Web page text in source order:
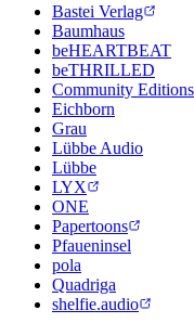
Bastei Verlag
Baumhaus
beHEARTBEAT
beTHRILLED
Community Editions
Eichborn
Grau
Lübbe Audio
Lübbe
LYX
ONE
Papertoons
Pfaueninsel
pola
Quadriga
shelfie.audio